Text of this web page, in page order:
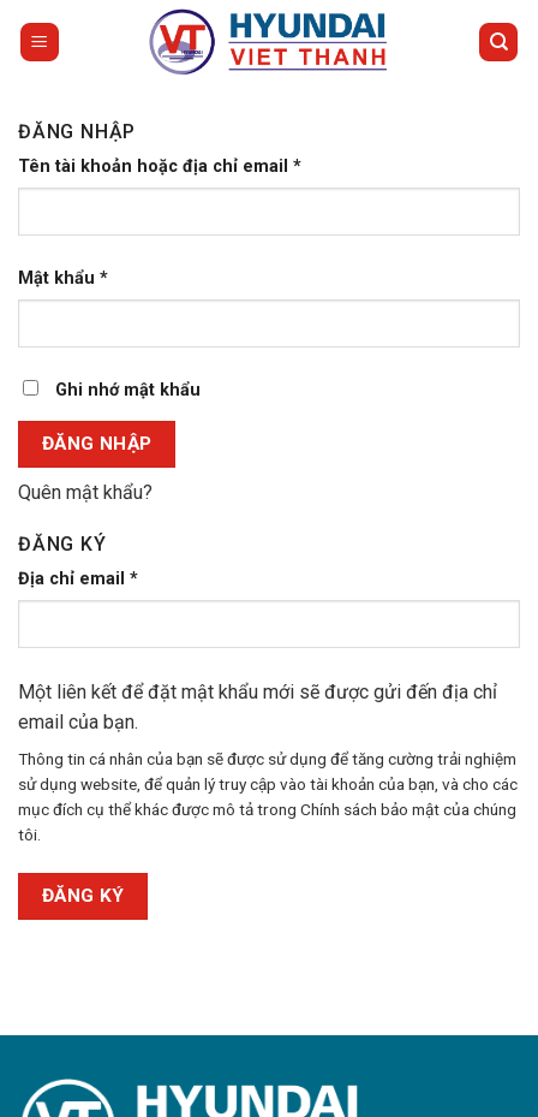
ĐĂNG NHẬP
Tên tài khoản hoặc địa chỉ email *Bắt
buộc
Mật khẩu *Bắt
buộc
Ghi nhớ mật khẩu
ĐĂNG NHẬP
Quên mật khẩu?
ĐĂNG KÝ
Địa chỉ email *Bắt
buộc
Một liên kết để đặt mật khẩu mới sẽ được gửi đến địa chỉ
email của bạn.
Thông tin cá nhân của bạn sẽ được sử dụng để tăng cường trải nghiệm
sử dụng website, để quản lý truy cập vào tài khoản của bạn, và cho các
mục đích cụ thể khác được mô tả trong Chính sách bảo mậtcủa chúng
tôi.
ĐĂNG KÝ